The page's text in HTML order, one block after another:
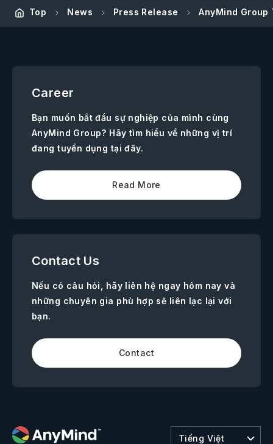
Top News Press Release AnyMind Group
Career
Bạn muốn bắt đầu sự nghiệp của mình cùng
AnyMind Group? Hãy tìm hiểu về những vị trí
đang tuyển dụng tại đây.
Read More
Contact Us
Nếu có câu hỏi, hãy liên hệ ngay hôm nay và
những chuyên gia phù hợp sẽ liên lạc lại với
bạn.
Contact
Tiếng Việt